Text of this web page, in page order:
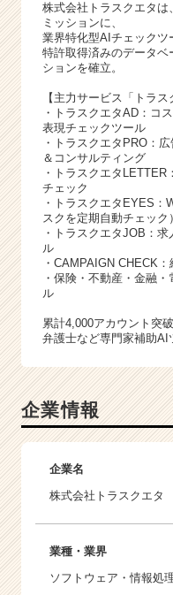
株式会社トラスクエタ
ミッションに、
業界特化型AIチェックツ
特許取得済みのデータ
ションを確立。
【主力サービス「トラス
・トラスクエタAD：コ
表現チェックツール
・トラスクエタPRO：
＆コンサルティング
・トラスクエタ
チェック
・トラスクエタEYES：
スクを定期自動チェック）
・トラスクエタJOB：
ル
・CAMPAIGN CHECK
・保険・不動産・金融
ル
累計4,000アカウント突
弁護士など専門家補助AI
企業情報
企業名
株式会社トラスクエタ
業種・業界
ソフトウェア・情報処